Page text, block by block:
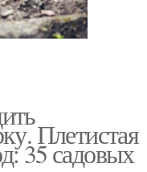
Плетистая
35 садовых